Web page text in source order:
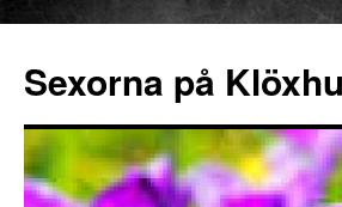
Sexorna på